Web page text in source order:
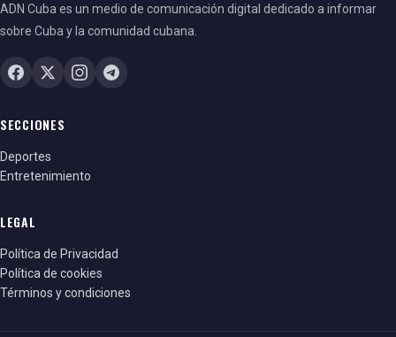
ADN Cuba es un medio de comunicación digital dedicado a informar
sobre Cuba y la comunidad cubana.
SECCIONES
Deportes
Entretenimiento
LEGAL
Política de Privacidad
Política de cookies
Términos y condiciones